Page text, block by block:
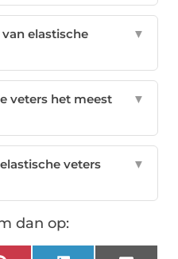
elastische
▼
veters het meest
▼
veters
▼
dan op: